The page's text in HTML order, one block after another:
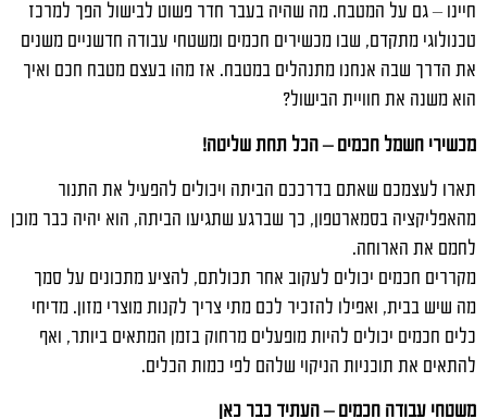
חיינו – גם על המטבח. מה שהיה בעבר חדר פשוט לבישול הפך למרכז
טכנולוגי מתקדם, שבו מכשירים חכמים ומשטחי עבודה חדשניים משנים
את הדרך שבה אנחנו מתנהלים במטבח. אז מהו בעצם מטבח חכם ואיך
הוא משנה את חוויית הבישול?
מכשירי חשמל חכמים – הכל תחת שליטה!
תארו לעצמכם שאתם בדרככם הביתה ויכולים להפעיל את התנור
מהאפליקציה בסמארטפון, כך שברגע שתגיעו הביתה, הוא יהיה כבר מוכן
לחמם את הארוחה.
מקררים חכמים יכולים לעקוב אחר תכולתם, להציע מתכונים על סמך
מה שיש בבית, ואפילו להזכיר לכם מתי צריך לקנות מוצרי מזון. מדיחי
כלים חכמים יכולים להיות מופעלים מרחוק בזמן המתאים ביותר, ואף
להתאים את תוכניות הניקוי שלהם לפי כמות הכלים.
משטחי עבודה חכמים – העתיד כבר כאן